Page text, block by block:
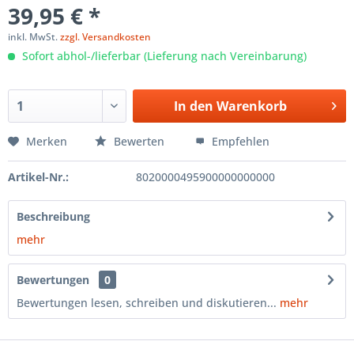
39,95 € *
inkl. MwSt.zzgl. Versandkosten
Sofort abhol-/lieferbar (Lieferung nach Vereinbarung)
In den Warenkorb
Merken Bewerten Empfehlen
Artikel-Nr.: 8020000495900000000000
Beschreibung
mehr
Bewertungen
0
Bewertungen lesen, schreiben und diskutieren... mehr